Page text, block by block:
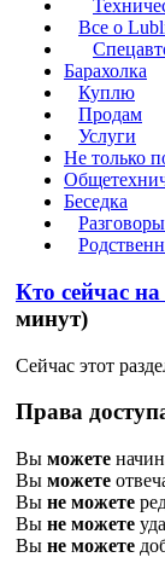
Все о
Барахолка
Куплю
Продам
Услуги
Не только
Беседка
Кто сейчас
минут)
Сейчас этот
Права
Вы можете
Вы можете
Вы не можете
Вы не можете
Вы не можете